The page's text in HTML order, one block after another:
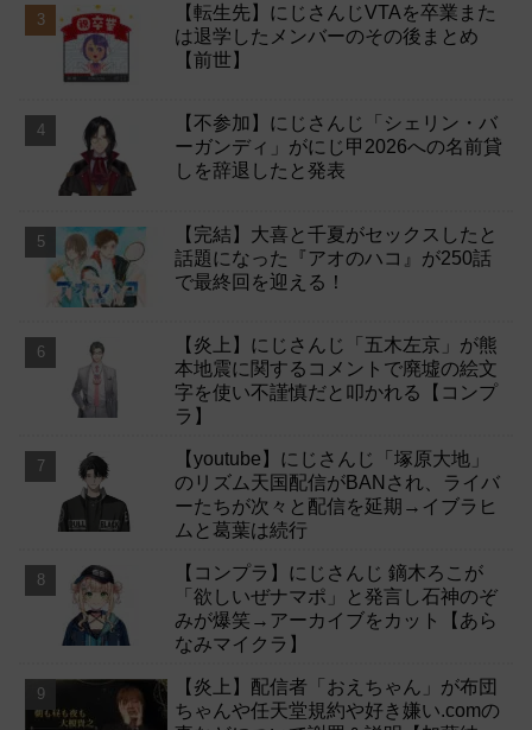
【転生先】にじさんじVTAを卒業また
は退学したメンバーのその後まとめ
【前世】
【不参加】にじさんじ「シェリン・バ
ーガンディ」がにじ甲2026への名前貸
しを辞退したと発表
【完結】大喜と千夏がセックスしたと
話題になった『アオのハコ』が250話
で最終回を迎える！
【炎上】にじさんじ「五木左京」が熊
本地震に関するコメントで廃墟の絵文
字を使い不謹慎だと叩かれる【コンプ
ラ】
【youtube】にじさんじ「塚原大地」
のリズム天国配信がBANされ、ライバ
ーたちが次々と配信を延期→イブラヒ
ムと葛葉は続行
【コンプラ】にじさんじ 鏑木ろこが
「欲しいぜナマポ」と発言し石神のぞ
みが爆笑→アーカイブをカット【あら
なみマイクラ】
【炎上】配信者「おえちゃん」が布団
ちゃんや任天堂規約や好き嫌い.comの